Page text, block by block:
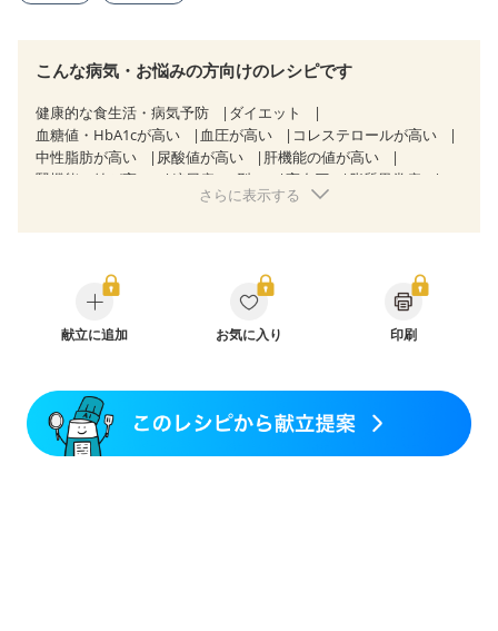
こんな病気・お悩みの方向けのレシピです
健康的な食生活・病気予防
ダイエット
血糖値・HbA1cが高い
血圧が高い
コレステロールが高い
中性脂肪が高い
尿酸値が高い
肝機能の値が高い
腎機能の値が高い
糖尿病（2型） 高血圧
脂質異常症
狭心症 心筋梗塞
糖尿病性腎症（第２期）
CKD（ステージ１）
CKD（ステージ２）
CKD（ステージ３a）
乳がん（抗がん剤治療中）
乳がん（ホルモン療法中）
産後（ミルク）
フレイル（年齢に合わせた体作り）
低栄養予防
貧血対策
ニキビ・肌荒れ
さらに表示する
献立に追加 お気に入り 印刷